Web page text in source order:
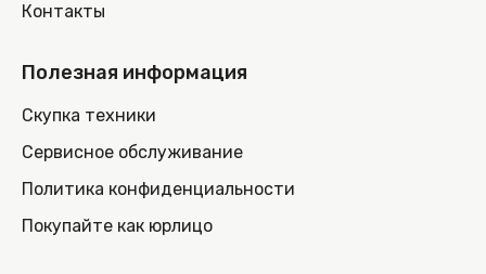
Контакты
Полезная информация
Скупка техники
Сервисное обслуживание
Политика конфиденциальности
Покупайте как юрлицо